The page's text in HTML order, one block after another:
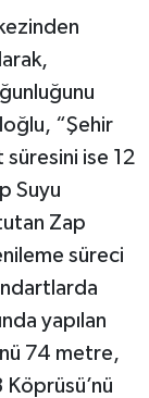
“Şehir
süresini ise 12
Suyu
Zap
süreci
yapılan
74 metre,